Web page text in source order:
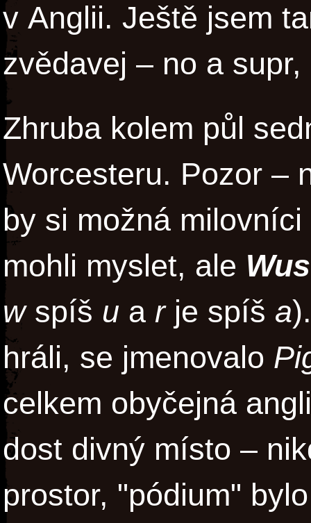
v Anglii. Ještě jsem
zvědavej – no a
Zhruba kolem půl
Worcesteru. Pozor –
by si možná
mohli myslet, ale
w spíš u a r je spíš a
hráli, se jmenovalo
celkem obyčejná
dost divný místo –
prostor, "pódium"